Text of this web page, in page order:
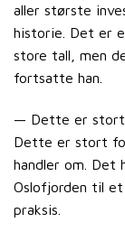
aller største
historie. Det er
store tall, men
fortsatte han.
— Dette er stort,
Dette er stort
handler om. Det
Oslofjorden til
praksis.